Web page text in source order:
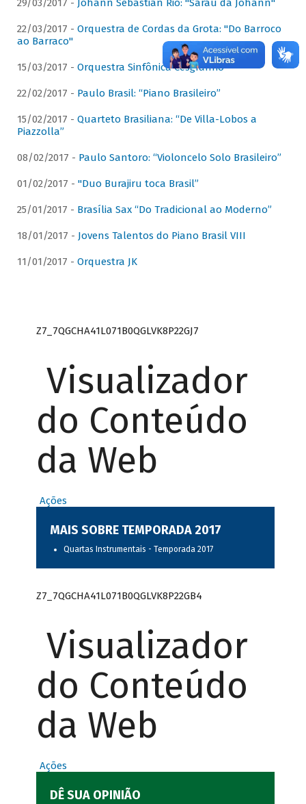
29/03/2017 - Johann Sebastian Rio: "Sarau da Johann"
22/03/2017 - Orquestra de Cordas da Grota: "Do Barroco
ao Barraco"
15/03/2017 - Orquestra Sinfônica Cesgranrio
22/02/2017 - Paulo Brasil: “Piano Brasileiro”
15/02/2017 - Quarteto Brasiliana: “De Villa-Lobos a
Piazzolla”
08/02/2017 - Paulo Santoro: “Violoncelo Solo Brasileiro”
01/02/2017 - "Duo Burajiru toca Brasil”
25/01/2017 - Brasília Sax “Do Tradicional ao Moderno”
18/01/2017 - Jovens Talentos do Piano Brasil VIII
11/01/2017 - Orquestra JK
Z7_7QGCHA41L071B0QGLVK8P22GJ7
Visualizador
do Conteúdo
da Web
Ações
MAIS SOBRE TEMPORADA 2017
Quartas Instrumentais - Temporada 2017
Z7_7QGCHA41L071B0QGLVK8P22GB4
Visualizador
do Conteúdo
da Web
Ações
DÊ SUA OPINIÃO